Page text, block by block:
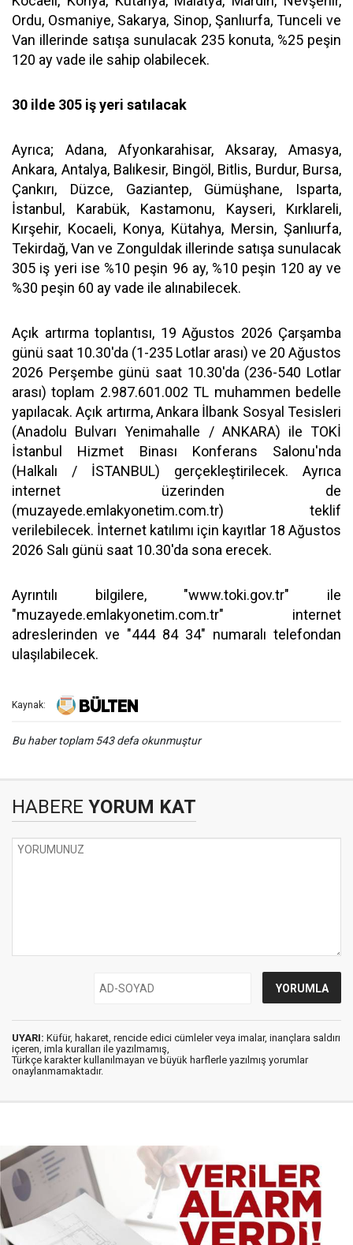
Ordu, Osmaniye, Sakarya, Sinop, Şanlıurfa, Tunceli ve
Van illerinde satışa sunulacak 235 konuta, %25 peşin
120 ay vade ile sahip olabilecek.
30 ilde 305 iş yeri satılacak
Ayrıca; Adana, Afyonkarahisar, Aksaray, Amasya,
Ankara, Antalya, Balıkesir, Bingöl, Bitlis, Burdur, Bursa,
Çankırı, Düzce, Gaziantep, Gümüşhane, Isparta,
İstanbul, Karabük, Kastamonu, Kayseri, Kırklareli,
Kırşehir, Kocaeli, Konya, Kütahya, Mersin, Şanlıurfa,
Tekirdağ, Van ve Zonguldak illerinde satışa sunulacak
305 iş yeri ise %10 peşin 96 ay, %10 peşin 120 ay ve
%30 peşin 60 ay vade ile alınabilecek.
Açık artırma toplantısı, 19 Ağustos 2026 Çarşamba
günü saat 10.30'da (1-235 Lotlar arası) ve 20 Ağustos
2026 Perşembe günü saat 10.30'da (236-540 Lotlar
arası) toplam 2.987.601.002 TL muhammen bedelle
yapılacak. Açık artırma, Ankara İlbank Sosyal Tesisleri
(Anadolu Bulvarı Yenimahalle / ANKARA) ile TOKİ
İstanbul Hizmet Binası Konferans Salonu'nda
(Halkalı / İSTANBUL) gerçekleştirilecek. Ayrıca
internet üzerinden de
(muzayede.emlakyonetim.com.tr) teklif
verilebilecek. İnternet katılımı için kayıtlar 18 Ağustos
2026 Salı günü saat 10.30'da sona erecek.
Ayrıntılı bilgilere, "www.toki.gov.tr" ile
"muzayede.emlakyonetim.com.tr" internet
adreslerinden ve "444 84 34" numaralı telefondan
ulaşılabilecek.
Kaynak:
Bu haber toplam 543 defa okunmuştur
HABERE YORUM KAT
UYARI: Küfür, hakaret, rencide edici cümleler veya imalar, inançlara saldırı
içeren, imla kuralları ile yazılmamış,
Türkçe karakter kullanılmayan ve büyük harflerle yazılmış yorumlar
onaylanmamaktadır.